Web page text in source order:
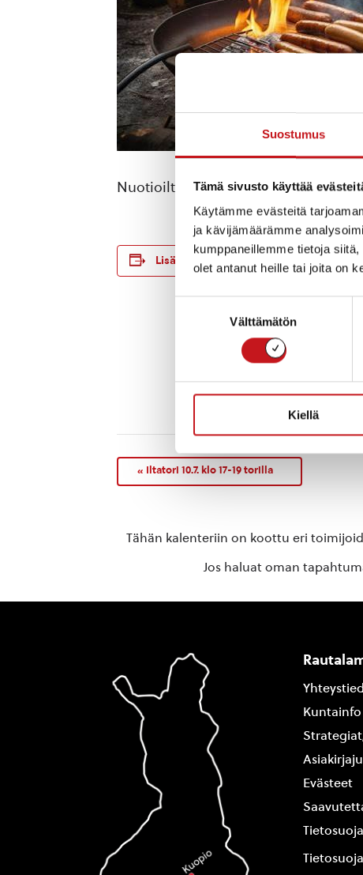
Suostumus
Tämä sivusto käyttää
Käytämme evästeitä
ja kävijämäärämme
kumppaneillemme tietoja
olet antanut heille tai joita on
Välttämätön
Kiellä
Nuotioilta; makkaran paistoa,
Lisää kalenteriin
TIEDOT
Päivämäärä:
18:00 - 20:00
Musiikki
Tapahtuma
« Iltatori 10.7. klo 17-19 torilla
Tähän kalenteriin on koottu eri
Jos haluat oman
Kuntainfo
Evästeet
Tietosuoja